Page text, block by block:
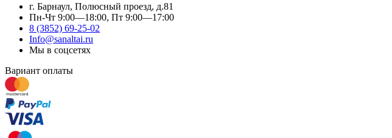
г. Барнаул, Полюсный проезд, д.81
Пн-Чт 9:00—18:00, Пт 9:00—17:00
8 (3852) 69-25-02
Info@sanaltai.ru
Мы в соцсетях
Вариант оплаты